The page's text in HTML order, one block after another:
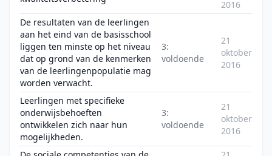
2016
De resultaten van de leerlingen
aan het eind van de basisschool
liggen ten minste op het niveau
dat op grond van de kenmerken
van de leerlingenpopulatie mag
worden verwacht.
3:
voldoende
21
oktober
2016
Leerlingen met specifieke
onderwijsbehoeften
ontwikkelen zich naar hun
mogelijkheden.
3:
voldoende
21
oktober
2016